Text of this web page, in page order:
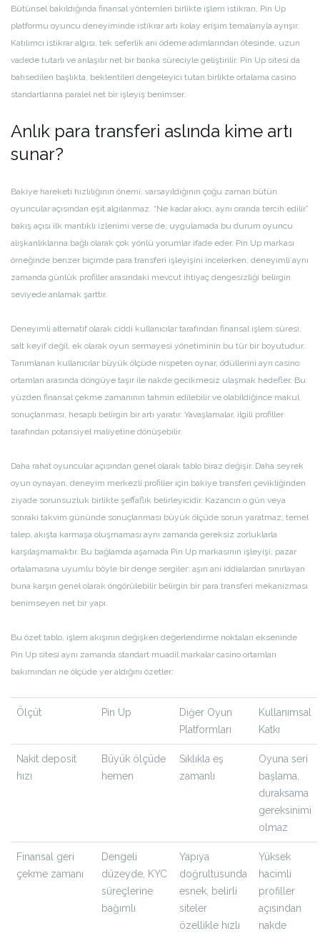
Bütünsel bakıldığında finansal yöntemleri birlikte işlem istikrarı, Pin Up
platformu oyuncu deneyiminde istikrar artı kolay erişim temalarıyla ayrışır.
Katılımcı istikrar algısı, tek seferlik ani ödeme adımlarından ötesinde, uzun
vadede tutarlı ve anlaşılır net bir banka süreciyle geliştirilir. Pin Up sitesi da
bahsedilen başlıkta, beklentileri dengeleyici tutan birlikte ortalama casino
standartlarına paralel net bir işleyiş benimser.
Anlık para transferi aslında kime artı
sunar?
Bakiye hareketi hızlılığının önemi, varsayıldığının çoğu zaman bütün
oyuncular açısından eşit algılanmaz. “Ne kadar akıcı, aynı oranda tercih edilir”
bakış açısı ilk mantıklı izlenimi verse de, uygulamada bu durum oyuncu
alışkanlıklarına bağlı olarak çok yönlü yorumlar ifade eder. Pin Up markası
örneğinde benzer biçimde para transferi işleyişini incelerken, deneyimli aynı
zamanda günlük profiller arasındaki mevcut ihtiyaç dengesizliği belirgin
seviyede anlamak şarttır.
Deneyimli alternatif olarak ciddi kullanıcılar tarafından finansal işlem süresi,
salt keyif değil, ek olarak oyun sermayesi yönetiminin bu tür bir boyutudur.
Tanımlanan kullanıcılar büyük ölçüde nispeten oynar, ödüllerini ayrı casino
ortamları arasında döngüye taşır ile nakde gecikmesiz ulaşmak hedefler. Bu
yüzden finansal çekme zamanının tahmin edilebilir ve olabildiğince makul
sonuçlanması, hesaplı belirgin bir artı yaratır. Yavaşlamalar, ilgili profiller
tarafından potansiyel maliyetine dönüşebilir.
Daha rahat oyuncular açısından genel olarak tablo biraz değişir. Daha seyrek
oyun oynayan, deneyim merkezli profiller için bakiye transferi çevikliğinden
ziyade sorunsuzluk birlikte şeffaflık belirleyicidir. Kazancın o gün veya
sonraki takvim gününde sonuçlanması büyük ölçüde sorun yaratmaz; temel
talep, akışta karmaşa oluşmaması aynı zamanda gereksiz zorluklarla
karşılaşmamaktır. Bu bağlamda aşamada Pin Up markasının işleyişi, pazar
ortalamasına uyumlu böyle bir denge sergiler: aşırı ani iddialardan sınırlayan
buna karşın genel olarak öngörülebilir belirgin bir para transferi mekanizması
benimseyen net bir yapı.
Bu özet tablo, işlem akışının değişken değerlendirme noktaları ekseninde
Pin Up sitesi aynı zamanda standart muadil markalar casino ortamları
bakımından ne ölçüde yer aldığını özetler:
Ölçüt Pin Up
Diğer Oyun
Platformları
Kullanımsal
Katkı
Nakit deposit
hızı
Büyük ölçüde
hemen
Sıklıkla eş
zamanlı
Oyuna seri
başlama,
duraksama
gereksinimi
olmaz
Finansal geri
çekme zamanı
Dengeli
düzeyde, KYC
süreçlerine
bağımlı
Yapıya
doğrultusunda
esnek, belirli
siteler
özellikle hızlı
Yüksek
hacimli
profiller
açısından
nakde